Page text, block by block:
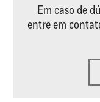
Em caso de
entre em